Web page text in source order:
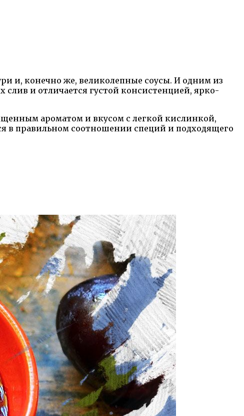
и, конечно же, великолепные соусы. И одним из
слив и отличается густой консистенцией, ярко-
ароматом и вкусом с легкой кислинкой,
в правильном соотношении специй и подходящего